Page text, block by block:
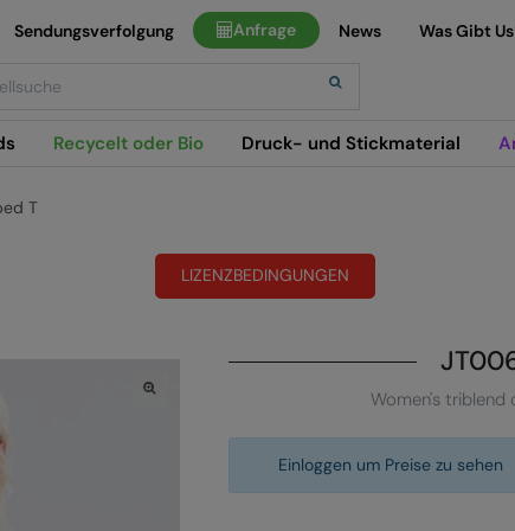
Recycelt oder Bio Druck- und Stickmaterial
Sendungsverfolgung Anfrage News Was Gibt
T
LIZENZBEDINGUNGEN
Women's triblend
Einloggen um Preise zu sehen